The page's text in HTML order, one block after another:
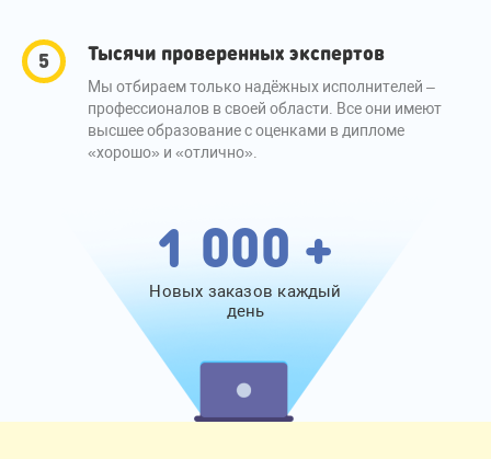
Тысячи проверенных экспертов
Мы отбираем только надёжных исполнителей –
профессионалов в своей области. Все они имеют
высшее образование с оценками в дипломе
«хорошо» и «отлично».
1 000 +
Новых заказов каждый
день